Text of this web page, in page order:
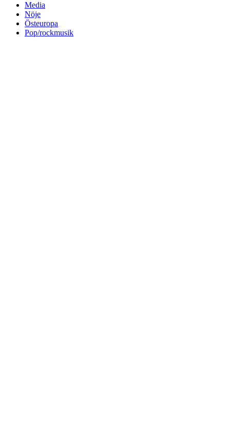
Media
Nöje
Östeuropa
Pop/rockmusik